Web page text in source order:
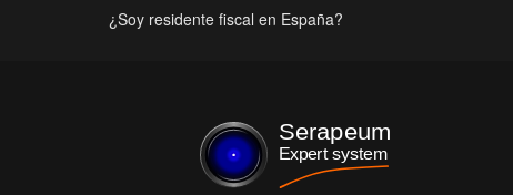
¿Soy residente fiscal en España?